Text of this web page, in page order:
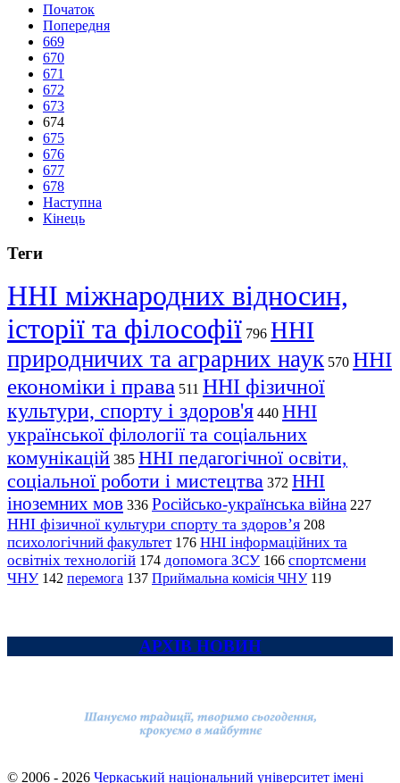
Початок
Попередня
669
670
671
672
673
674
675
676
677
678
Наступна
Кінець
Теги
ННІ міжнародних відносин,
історії та філософії 796 ННІ
природничих та аграрних наук 570 ННІ
економіки і права 511 ННІ фізичної
культури, спорту і здоров'я 440 ННІ
української філології та соціальних
комунікацій 385 ННІ педагогічної освіти,
соціальної роботи і мистецтва 372 ННІ
іноземних мов 336 Російсько-українська війна 227
ННІ фізичної культури спорту та здоров’я 208
психологічний факультет 176 ННІ інформаційних та
освітніх технологій 174 допомога ЗСУ 166 спортсмени
ЧНУ 142 перемога 137 Приймальна комісія ЧНУ 119
АРХІВ НОВИН
© 2006 - 2026 Черкаський національний університет імені